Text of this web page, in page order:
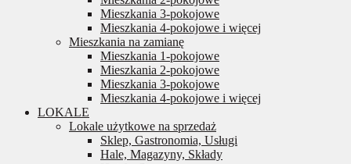
Mieszkania 3-pokojowe
Mieszkania 4-pokojowe i więcej
Mieszkania na zamianę
Mieszkania 1-pokojowe
Mieszkania 2-pokojowe
Mieszkania 3-pokojowe
Mieszkania 4-pokojowe i więcej
LOKALE
Lokale użytkowe na sprzedaż
Sklep, Gastronomia, Usługi
Hale, Magazyny, Składy